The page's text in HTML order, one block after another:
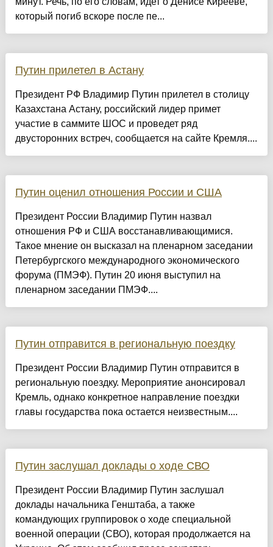
который погиб вскоре после пе...
Путин прилетел в Астану
Президент РФ Владимир Путин прилетел в столицу
Казахстана Астану, российский лидер примет
участие в саммите ШОС и проведет ряд
двусторонних встреч, сообщается на сайте Кремля....
Путин оценил отношения России и США
Президент России Владимир Путин назвал
отношения РФ и США восстанавливающимися.
Такое мнение он высказал на пленарном заседании
Петербургского международного экономического
форума (ПМЭФ). Путин 20 июня выступил на
пленарном заседании ПМЭФ....
Путин отправится в региональную поездку
Президент России Владимир Путин отправится в
региональную поездку. Мероприятие анонсировал
Кремль, однако конкретное направление поездки
главы государства пока остается неизвестным....
Путин заслушал доклады о ходе СВО
Президент России Владимир Путин заслушал
доклады начальника Генштаба, а также
командующих группировок о ходе специальной
военной операции (СВО), которая продолжается на